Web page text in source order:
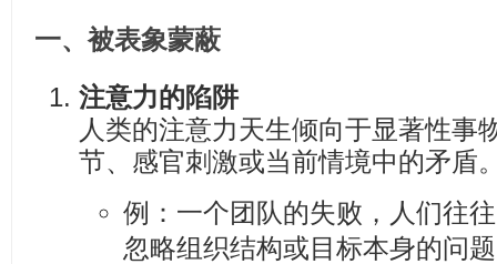
一、被表象蒙蔽
注意力的陷阱
人类的注意力天生倾向于显著性事
节、感官刺激或当前情境中的矛盾
例：一个团队的失败，人们往
忽略组织结构或目标本身的问